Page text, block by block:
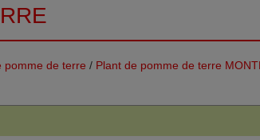
pomme de terre / Plant de pomme de terre